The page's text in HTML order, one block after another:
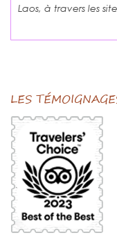
Laos, à travers les
LES